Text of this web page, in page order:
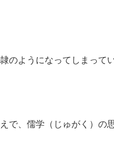
のようになってしまって
で、儒学（じゅがく）の